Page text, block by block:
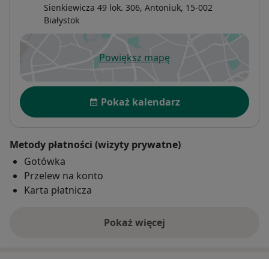
Sienkiewicza 49 lok. 306, Antoniuk, 15-002
Białystok
Powiększ mapęotwiera się w nowej karcie
Dostępność
Pokaż kalendarz
Metody płatności (wizyty prywatne)
Gotówka
Przelew na konto
Karta płatnicza
Pokaż więcej
o adresie